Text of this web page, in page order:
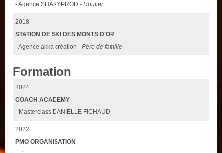
- Agence SHAKYPROD -Routier
2018
STATION DE SKI DES MONTS D'OR
- Agence akka création -Père de famille
Formation
2024
COACH ACADEMY
- Masterclass DANIELLE FICHAUD
2022
PMO ORGANISATION